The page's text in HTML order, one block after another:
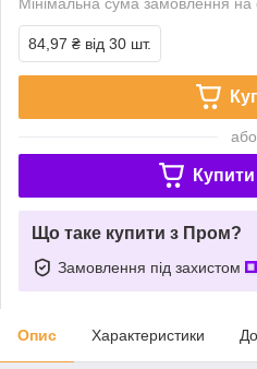
84,97 ₴ від 30 шт.
або
Купити
Що таке купити з Пром?
Замовлення під захистом
Опис Характеристики